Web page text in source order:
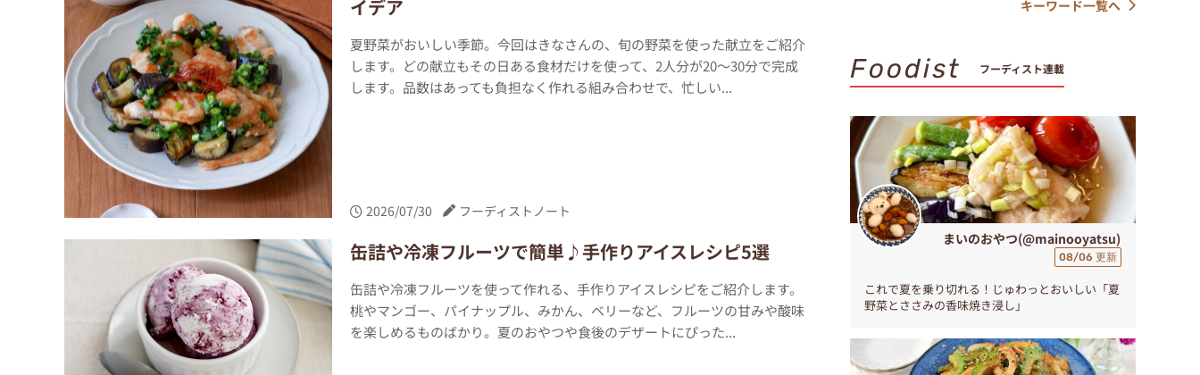
イデア
夏野菜がおいしい季節。今回はきなさんの、旬の野菜を使った献立をご紹介
します。どの献立もその日ある食材だけを使って、2人分が20〜30分で完成
します。品数はあっても負担なく作れる組み合わせで、忙しい...
2026/07/30 フーディストノート
缶詰や冷凍フルーツで簡単♪手作りアイスレシピ5選
缶詰や冷凍フルーツを使って作れる、手作りアイスレシピをご紹介します。
桃やマンゴー、パイナップル、みかん、ベリーなど、フルーツの甘みや酸味
を楽しめるものばかり。夏のおやつや食後のデザートにぴった...
キーワード一覧へ
Foodist フーディスト連載
まいのおやつ(@mainooyatsu)
08/06 更新
これで夏を乗り切れる！じゅわっとおいしい「夏
野菜とささみの香味焼き浸し」